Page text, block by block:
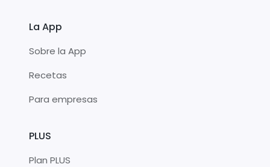
La App
Sobre la App
Recetas
Para empresas
PLUS
Plan PLUS